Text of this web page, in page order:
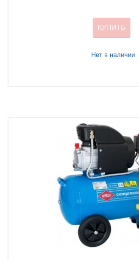
КУПИТЬ
Нет в наличии